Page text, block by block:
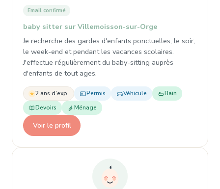
Email confirmé
baby sitter sur Villemoisson-sur-Orge
Je recherche des gardes d'enfants ponctuelles, le soir,
le week-end et pendant les vacances scolaires.
J'effectue régulièrement du baby-sitting auprès
d'enfants de tout ages.
2 ans d'exp. Permis Véhicule
Bain
Devoirs
Ménage
Voir le profil